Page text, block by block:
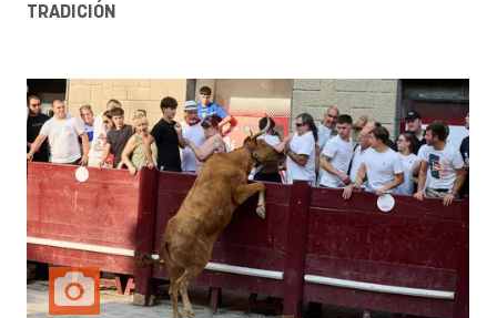
TRADICIÓN